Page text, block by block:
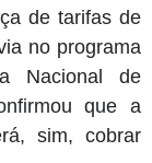
de tarifas de
no programa
Nacional de
que a
sim, cobrar